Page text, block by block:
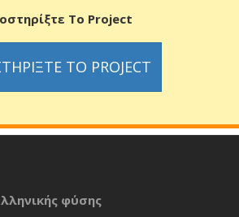
Το Project
ΤΟ PROJECT
φύσης